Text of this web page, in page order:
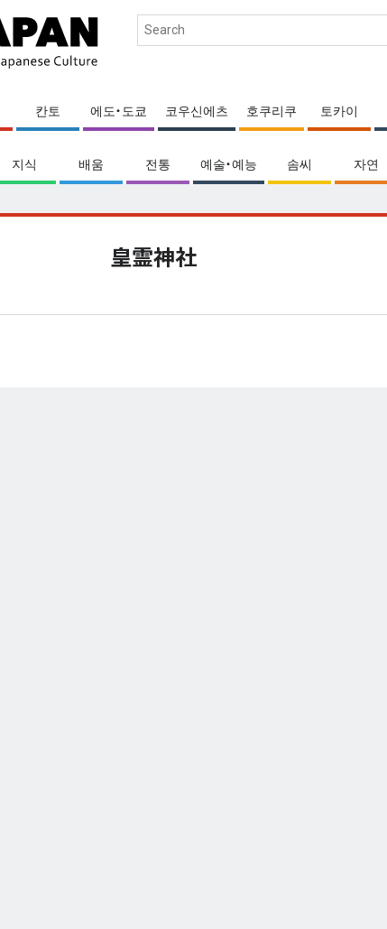
칸토 에도・도쿄 코우신에츠 호쿠리쿠 토카이
지식 배움 전통 예술・예능 솜씨 자연
皇霊神社